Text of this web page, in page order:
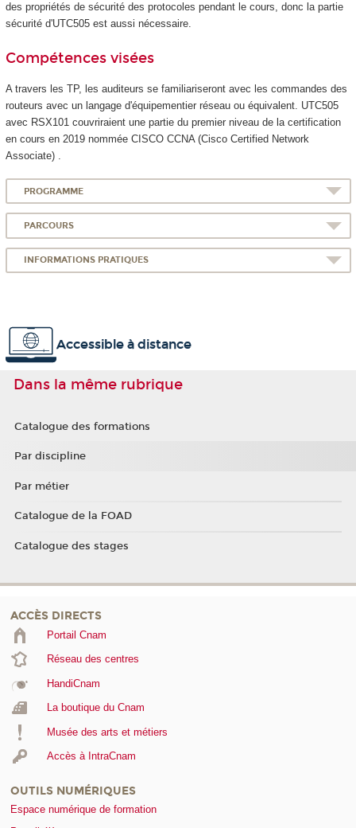
des propriétés de sécurité des protocoles pendant le cours, donc la partie
sécurité d'UTC505 est aussi nécessaire.
Compétences visées
A travers les TP, les auditeurs se familiariseront avec les commandes des
routeurs avec un langage d'équipementier réseau ou équivalent. UTC505
avec RSX101 couvriraient une partie du premier niveau de la certification
en cours en 2019 nommée CISCO CCNA (Cisco Certified Network
Associate) .
PROGRAMME
PARCOURS
INFORMATIONS PRATIQUES
Accessible à distance
Dans la même rubrique
Catalogue des formations
Par discipline
Par métier
Catalogue de la FOAD
Catalogue des stages
ACCÈS DIRECTS
Portail Cnam
Réseau des centres
HandiCnam
La boutique du Cnam
Musée des arts et métiers
Accès à IntraCnam
OUTILS NUMÉRIQUES
Espace numérique de formation